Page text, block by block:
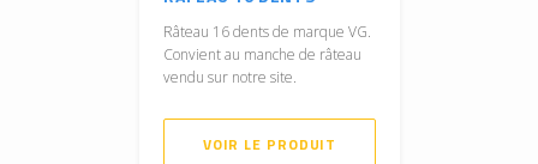
Râteau 16 dents de marque VG.
Convient au manche de râteau
vendu sur notre site.
VOIR LE PRODUIT